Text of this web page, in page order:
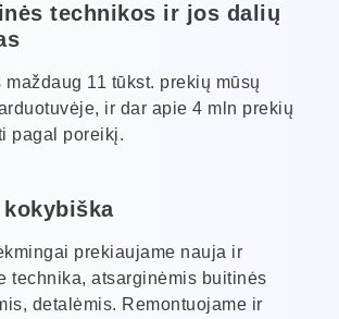
technikos ir jos dalių
11 tūkst. prekių mūsų
ir dar apie 4 mln prekių
pagal poreikį.
prekiaujame nauja ir
technika, atsarginėmis buitinės
detalėmis. Remontuojame ir